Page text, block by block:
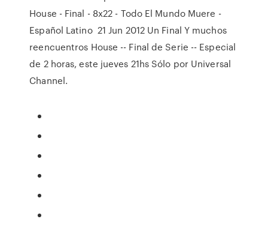
House - Final - 8x22 - Todo El Mundo Muere -
Español Latino 21 Jun 2012 Un Final Y muchos
reencuentros House -- Final de Serie -- Especial
de 2 horas, este jueves 21hs Sólo por Universal
Channel.